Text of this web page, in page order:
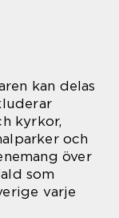
kan delas
kyrkor,
och
över
som
varje